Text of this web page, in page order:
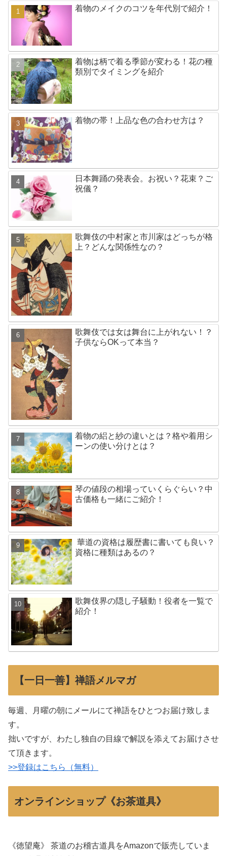
着物のメイクのコツを年代別で紹介！
着物は柄で着る季節が変わる！花の種
類別でタイミングを紹介
着物の帯！上品な色の合わせ方は？
日本舞踊の発表会。お祝い？花束？ご
祝儀？
歌舞伎の中村家と市川家はどっちが格
上？どんな関係性なの？
歌舞伎では女は舞台に上がれない！？
子供ならOKって本当？
着物の絽と紗の違いとは？格や着用シ
ーンの使い分けとは？
琴の値段の相場っていくらぐらい？中
古価格も一緒にご紹介！
華道の資格は履歴書に書いても良い？
資格に種類はあるの？
歌舞伎界の隠し子騒動！役者を一覧で
紹介！
【一日一善】禅語メルマガ
毎週、月曜の朝にメールにて禅語をひとつお届け致しま
す。
拙いですが、わたし独自の目線で解説を添えてお届けさせ
て頂きます。
>>登録はこちら（無料）
オンラインショップ《お茶道具》
《徳望庵》 茶道のお稽古道具をAmazonで販売していま